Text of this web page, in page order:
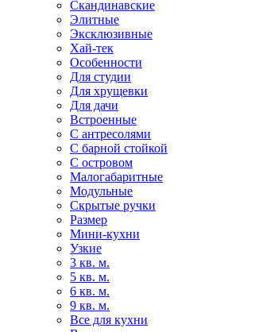
Скандинавские
Элитные
Эксклюзивные
Хай-тек
Особенности
Для студии
Для хрущевки
Для дачи
Встроенные
С антресолями
С барной стойкой
С островом
Малогабаритные
Модульные
Скрытые ручки
Размер
Мини-кухни
Узкие
3 кв. м.
5 кв. м.
6 кв. м.
9 кв. м.
Все для кухни